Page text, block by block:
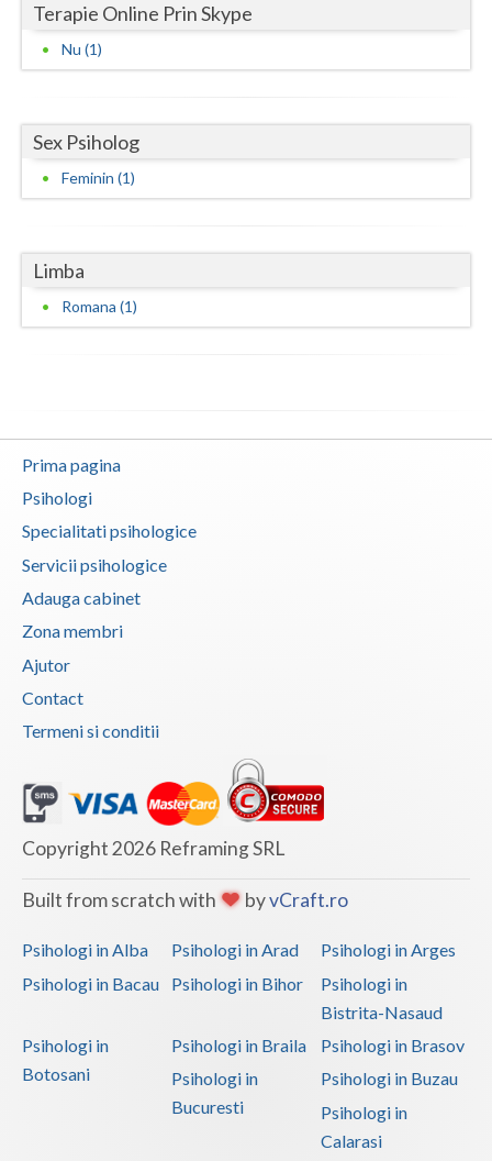
Suceava
Teleorman
Tulcea
Valcea
Vrancea
Terapie Online Prin Skype
Nu (1)
Sex Psiholog
Feminin (1)
Limba
Romana (1)
Prima pagina
Psihologi
Specialitati psihologice
Servicii psihologice
Adauga cabinet
Zona membri
Ajutor
Contact
Termeni si conditii
Copyright 2026 Reframing SRL
Built from scratch with byvCraft.ro
Psihologi in Alba Psihologi in Arad
Psihologi in Arges
Psihologi in Bacau
Psihologi in Bihor
Psihologi in
Bistrita-Nasaud
Psihologi in
Botosani
Psihologi in Braila
Psihologi in Brasov
Psihologi in
Bucuresti
Psihologi in Buzau
Psihologi in
Calarasi